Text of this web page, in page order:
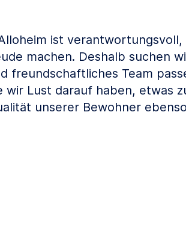
ist
machen. Deshalb suchen
freundschaftliches Team
wir Lust darauf haben, etwas
unserer Bewohner